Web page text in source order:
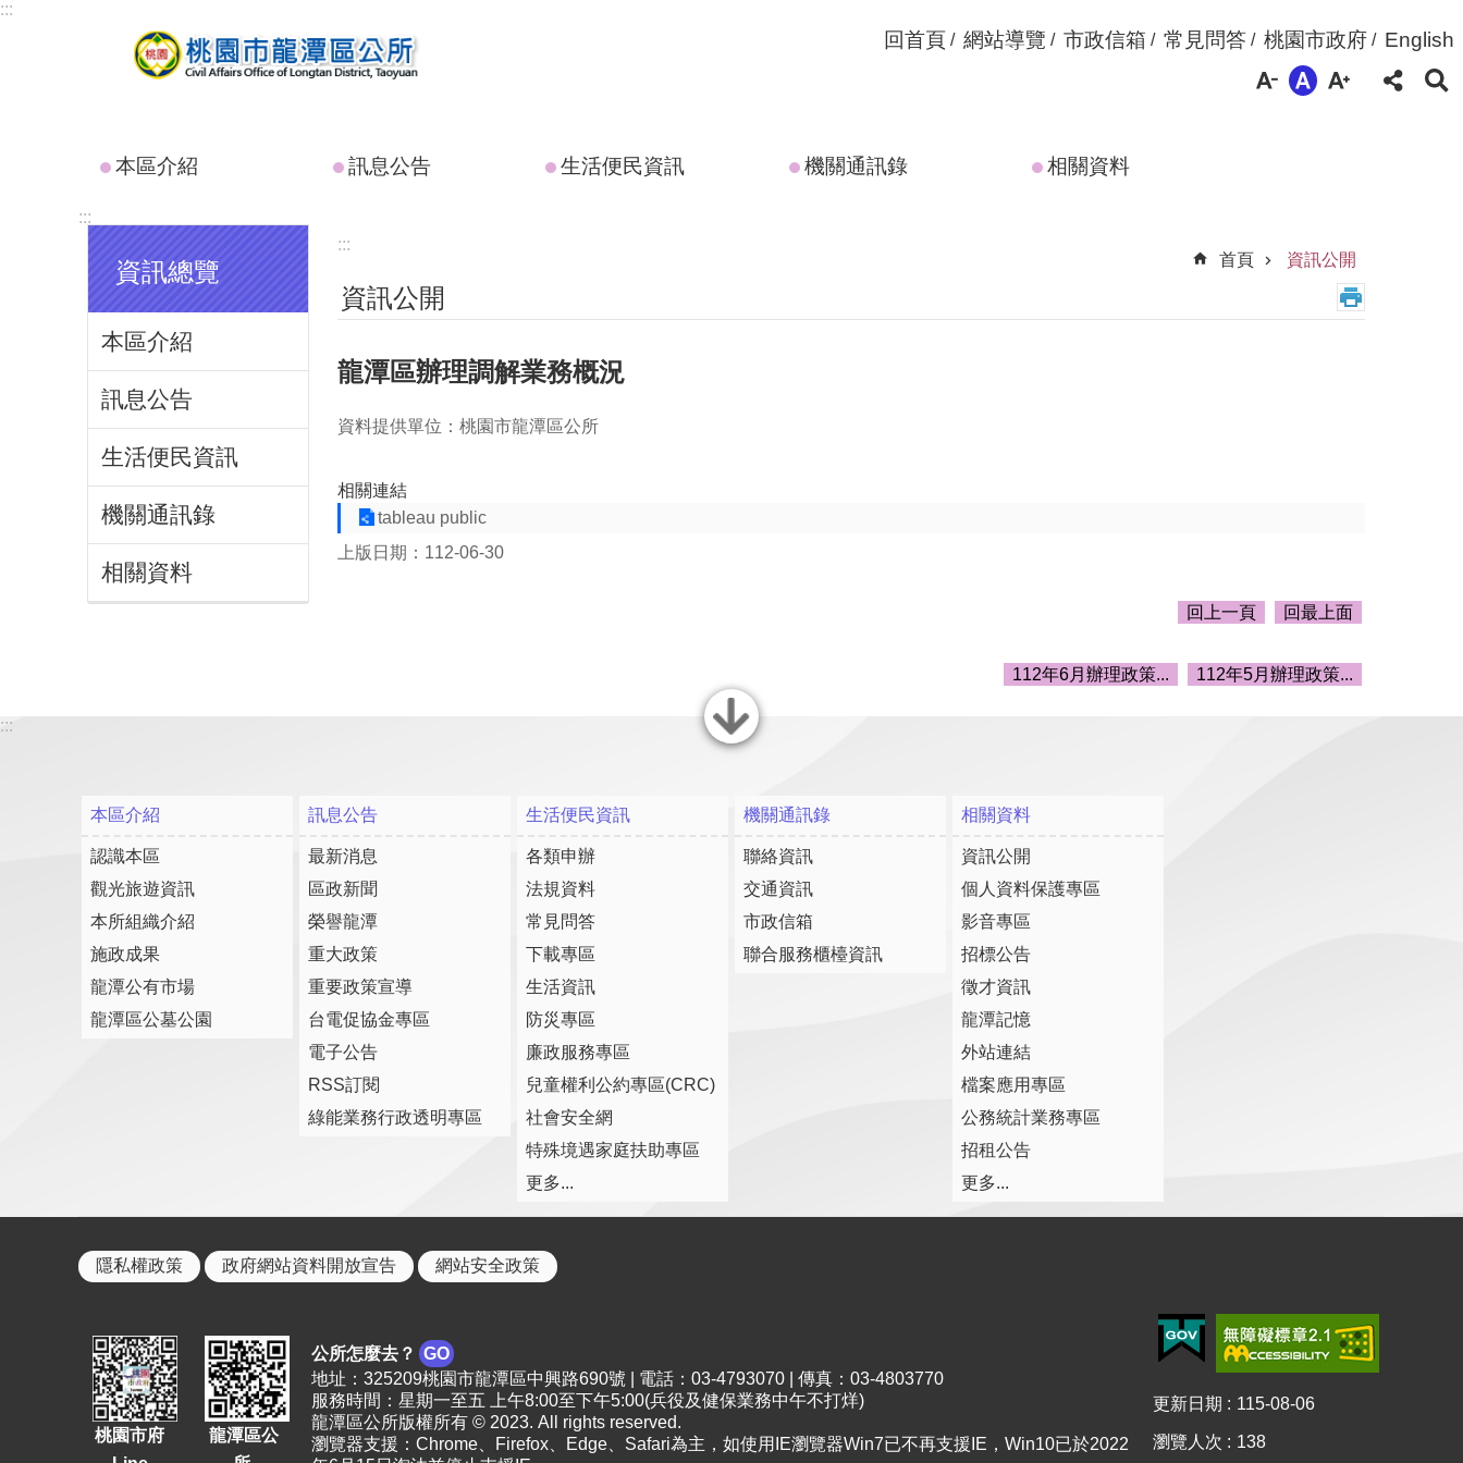
跳到主要內容區塊
:::
回首頁 網站導覽 市政信箱 常見問答 桃園市政府 English
本區介紹 訊息公告 生活便民資訊 機關通訊錄 相關資料
:::
資訊總覽
本區介紹
訊息公告
生活便民資訊
機關通訊錄
相關資料
:::
首頁
資訊公開
資訊公開
龍潭區辦理調解業務概況
資料提供單位：桃園市龍潭區公所
相關連結
tableau public
上版日期：112-06-30
回上一頁 回最上面
112年6月辦理政策... 112年5月辦理政策...
關閉
:::
本區介紹
認識本區
觀光旅遊資訊
本所組織介紹
施政成果
龍潭公有市場
龍潭區公墓公園
訊息公告
最新消息
區政新聞
榮譽龍潭
重大政策
重要政策宣導
台電促協金專區
電子公告
RSS訂閱
綠能業務行政透明專區
生活便民資訊
各類申辦
法規資料
常見問答
下載專區
生活資訊
防災專區
廉政服務專區
兒童權利公約專區(CRC)
社會安全網
特殊境遇家庭扶助專區
更多...
機關通訊錄
聯絡資訊
交通資訊
市政信箱
聯合服務櫃檯資訊
相關資料
資訊公開
個人資料保護專區
影音專區
招標公告
徵才資訊
龍潭記憶
外站連結
檔案應用專區
公務統計業務專區
招租公告
更多...
隱私權政策 政府網站資料開放宣告 網站安全政策
桃園市府
龍潭區公
公所怎麼去？
GO
地址：325209桃園市龍潭區中興路690號 | 電話：03-4793070 | 傳真：03-4803770
服務時間：星期一至五 上午8:00至下午5:00(兵役及健保業務中午不打烊)
龍潭區公所版權所有 © 2023. All rights reserved.
瀏覽器支援：Chrome、Firefox、Edge、Safari為主，如使用IE瀏覽器Win7已不再支援IE，Win10已於2022
更新日期 115-08-06
瀏覽人次 138